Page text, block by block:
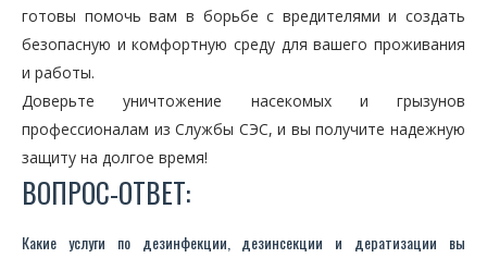
готовы помочь вам в борьбе с вредителями и создать
безопасную и комфортную среду для вашего проживания
и работы.
Доверьте уничтожение насекомых и грызунов
профессионалам из Службы СЭС, и вы получите надежную
защиту на долгое время!
ВОПРОС-ОТВЕТ:
Какие услуги по дезинфекции, дезинсекции и дератизации вы